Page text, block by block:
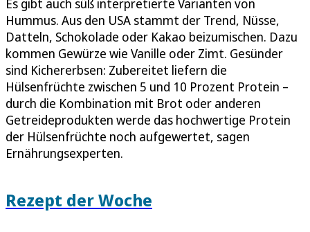
Es gibt auch süß interpretierte Varianten von
Hummus. Aus den USA stammt der Trend, Nüsse,
Datteln, Schokolade oder Kakao beizumischen. Dazu
kommen Gewürze wie Vanille oder Zimt. Gesünder
sind Kichererbsen: Zubereitet liefern die
Hülsenfrüchte zwischen 5 und 10 Prozent Protein –
durch die Kombination mit Brot oder anderen
Getreideprodukten werde das hochwertige Protein
der Hülsenfrüchte noch aufgewertet, sagen
Ernährungsexperten.
Rezept der Woche